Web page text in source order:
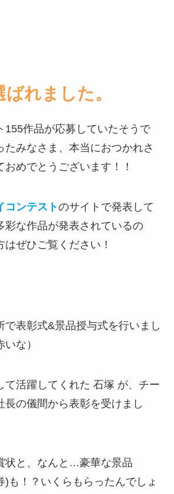
れました。
155作品が応募していたそうで
たみなさま、本当におつかれさ
おめでとうございます！！
コンテストのサイトで発表して
彩な作品が発表されているの
ぜひご覧ください！
で表彰式&景品授与式を行いまし
な）
て活躍してくれた 石塚 が、チー
長の儀間から表彰を受けまし
状と、なんと…豪華な景品
)も！？いくらもらったんでしょ